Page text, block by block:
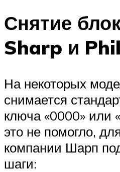
Снятие
Sharp и
На некоторых
снимается
ключа «0000» или
это не помогло,
компании Шарп
шаги: